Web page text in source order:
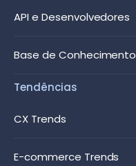
API e Desenvolvedores
Base de Conhecimento
Tendências
CX Trends
E-commerce Trends